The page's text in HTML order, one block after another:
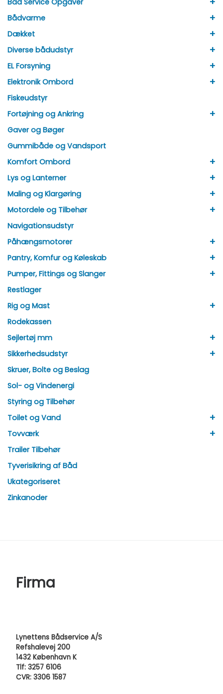
Båd Service Opgaver
Bådvarme +
Dækket +
Diverse bådudstyr +
EL Forsyning +
Elektronik Ombord +
Fiskeudstyr
Fortøjning og Ankring
+
Gaver og Bøger
Gummibåde og Vandsport
Komfort Ombord
+
Lys og Lanterner +
Maling og Klargøring +
Motordele og Tilbehør +
Navigationsudstyr
Påhængsmotorer
+
Pantry, Komfur og Køleskab +
Pumper, Fittings og Slanger +
Restlager
Rig og Mast
+
Rodekassen
Sejlertøj mm
+
Sikkerhedsudstyr +
Skruer, Bolte og Beslag
Sol- og Vindenergi
Styring og Tilbehør
Toilet og Vand
+
Tovværk +
Trailer Tilbehør
Tyverisikring af Båd
Ukategoriseret
Zinkanoder
Firma
Lynettens Bådservice A/S
Refshalevej 200
1432 København K
Tlf: 3257 6106
CVR: 3306 1587